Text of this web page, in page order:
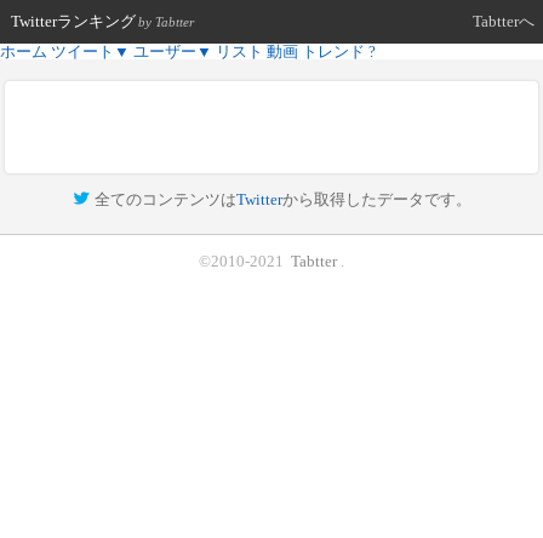
Tabtterへ
Twitterランキングby Tabtter
ホーム ツイート ▼ ユーザー ▼ リスト 動画 トレンド ?
全てのコンテンツはTwitterから取得したデータです。
©2010-2021 Tabtter